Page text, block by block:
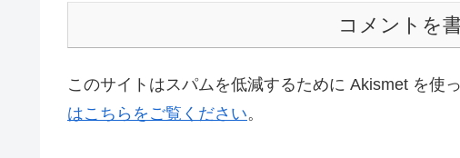
コメントを
このサイトはスパムを低減するために Akismet を使っ
はこちらをご覧ください。